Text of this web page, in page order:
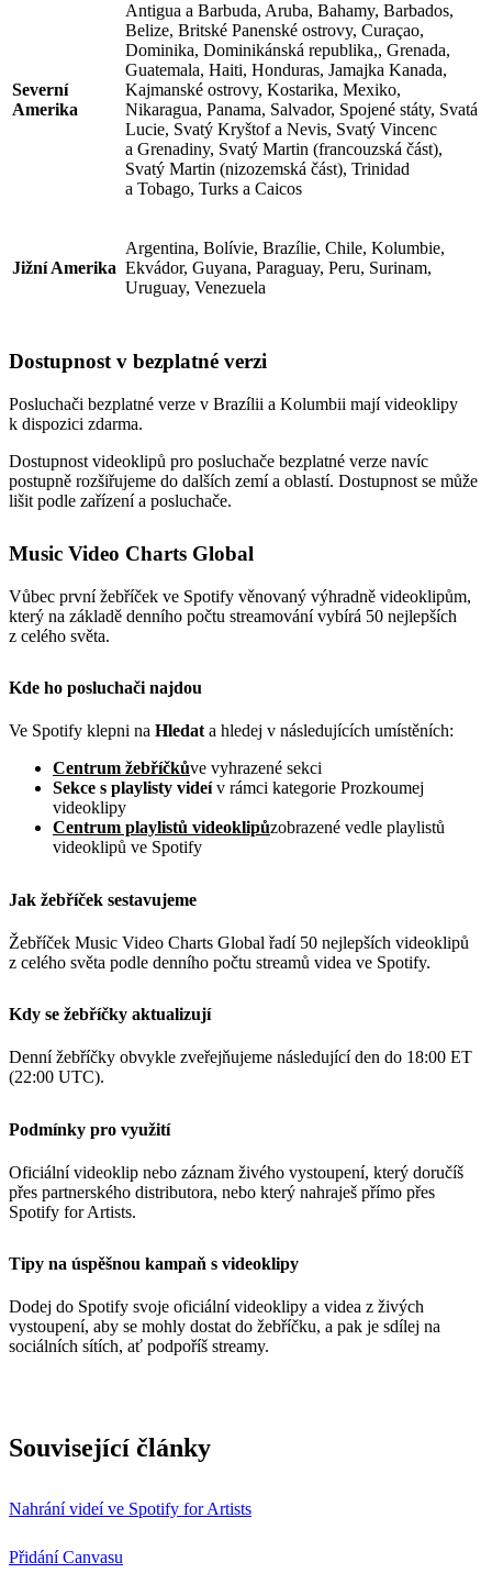
Severní
Amerika
Antigua a Barbuda, Aruba, Bahamy, Barbados,
Belize, Britské Panenské ostrovy, Curaçao,
Dominika, Dominikánská republika,, Grenada,
Guatemala, Haiti, Honduras, Jamajka Kanada,
Kajmanské ostrovy, Kostarika, Mexiko,
Nikaragua, Panama, Salvador, Spojené státy, Svatá
Lucie, Svatý Kryštof a Nevis, Svatý Vincenc
a Grenadiny, Svatý Martin (francouzská část),
Svatý Martin (nizozemská část), Trinidad
a Tobago, Turks a Caicos
Jižní Amerika
Argentina, Bolívie, Brazílie, Chile, Kolumbie,
Ekvádor, Guyana, Paraguay, Peru, Surinam,
Uruguay, Venezuela
Dostupnost v bezplatné verzi
Posluchači bezplatné verze v Brazílii a Kolumbii mají videoklipy
k dispozici zdarma.
Dostupnost videoklipů pro posluchače bezplatné verze navíc
postupně rozšiřujeme do dalších zemí a oblastí. Dostupnost se může
lišit podle zařízení a posluchače.
Music Video Charts Global
Vůbec první žebříček ve Spotify věnovaný výhradně videoklipům,
který na základě denního počtu streamování vybírá 50 nejlepších
z celého světa.
Kde ho posluchači najdou
Ve Spotify klepni na Hledat a hledej v následujících umístěních:
Centrum žebříčkůve vyhrazené sekci
Sekce s playlisty videív rámci kategorie Prozkoumej
videoklipy
Centrum playlistů videoklipůzobrazené vedle playlistů
videoklipů ve Spotify
Jak žebříček sestavujeme
Žebříček Music Video Charts Global řadí 50 nejlepších videoklipů
z celého světa podle denního počtu streamů videa ve Spotify.
Kdy se žebříčky aktualizují
Denní žebříčky obvykle zveřejňujeme následující den do 18:00 ET
(22:00 UTC).
Podmínky pro využití
Oficiální videoklip nebo záznam živého vystoupení, který doručíš
přes partnerského distributora, nebo který nahraješ přímo přes
Spotify for Artists.
Tipy na úspěšnou kampaň s videoklipy
Dodej do Spotify svoje oficiální videoklipy a videa z živých
vystoupení, aby se mohly dostat do žebříčku, a pak je sdílej na
sociálních sítích, ať podpoříš streamy.
Související články
Nahrání videí ve Spotify for Artists
Přidání Canvasu